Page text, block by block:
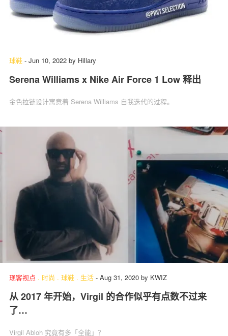
球鞋 - Jun 10, 2022 by Hillary
Serena Williams x Nike Air Force 1 Low 释出
金色拉链设计寓意着 Serena Williams 自我迭代的过程。
现客视点 . 时尚 . 球鞋 . 生活 - Aug 31, 2020 by KWIZ
从 2017 年开始，Virgil 的合作似乎有点数不过来
了…
Virgil Abloh 究竟有多「全能」？